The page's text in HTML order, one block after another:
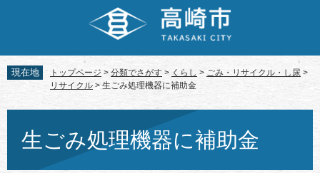
先
頭
す。
を
飛
し
現在地 トップページ > 分類でさがす > くらし > ごみ・リサイクル・し尿 >
リサイクル > 生ごみ処理機器に補助金
生ごみ処理機器に補助金